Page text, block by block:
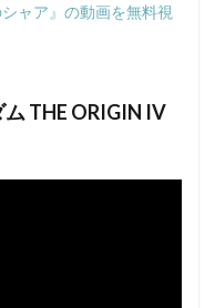
ャア』の動画を無料視
THE ORIGIN IV